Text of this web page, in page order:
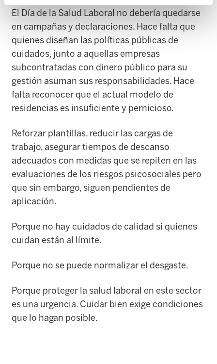
El Día de la Salud Laboral no debería quedarse
en campañas y declaraciones. Hace falta que
quienes diseñan las políticas públicas de
cuidados, junto a aquellas empresas
subcontratadas con dinero público para su
gestión asuman sus responsabilidades. Hace
falta reconocer que el actual modelo de
residencias es insuficiente y pernicioso.
Reforzar plantillas, reducir las cargas de
trabajo, asegurar tiempos de descanso
adecuados con medidas que se repiten en las
evaluaciones de los riesgos psicosociales pero
que sin embargo, siguen pendientes de
aplicación.
Porque no hay cuidados de calidad si quienes
cuidan están al límite.
Porque no se puede normalizar el desgaste.
Porque proteger la salud laboral en este sector
es una urgencia. Cuidar bien exige condiciones
que lo hagan posible.